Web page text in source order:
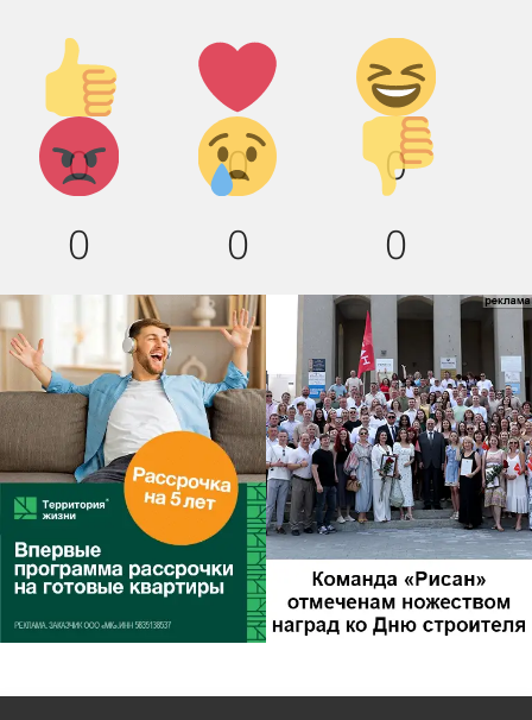
Палец
вверх!
0
Лайк!
0
Дикий
смех!
0
Агрессия!
0
Грусть
:(
0
Палец
вниз!
0